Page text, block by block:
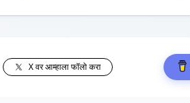
X वर आम्हाला फॉलो करा